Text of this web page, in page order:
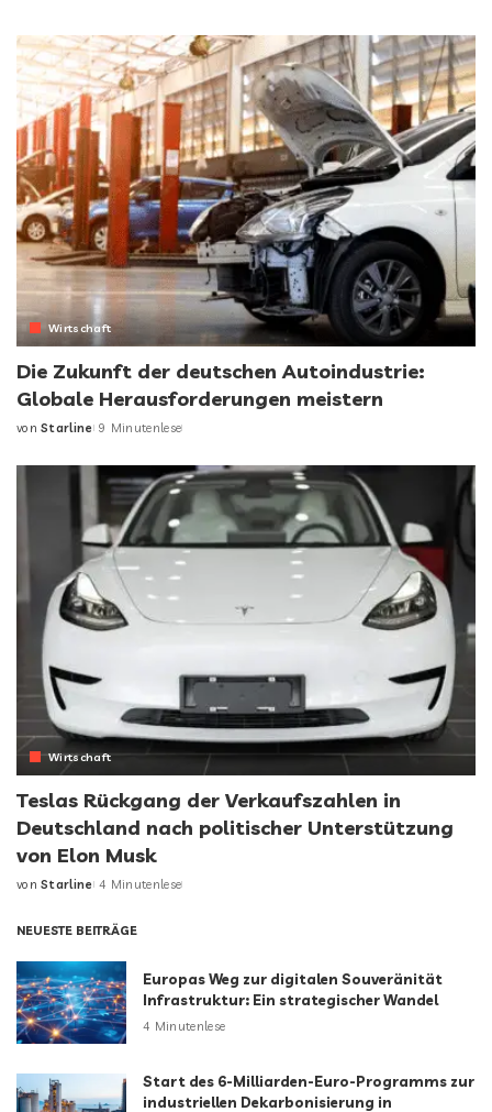
Wirtschaft
Die Zukunft der deutschen Autoindustrie:
Globale Herausforderungen meistern
von Starline 9 Minutenlese
Wirtschaft
Teslas Rückgang der Verkaufszahlen in
Deutschland nach politischer Unterstützung
von Elon Musk
von Starline 4 Minutenlese
NEUESTE BEITRÄGE
Europas Weg zur digitalen Souveränität
Infrastruktur: Ein strategischer Wandel
4 Minutenlese
Start des 6-Milliarden-Euro-Programms zur
industriellen Dekarbonisierung in